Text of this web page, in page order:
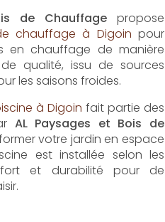
de Chauffage propose
chauffage à Digoin pour
en chauffage de manière
qualité, issu de sources
les saisons froides.
à Digoin fait partie des
AL Paysages et Bois de
votre jardin en espace
est installée selon les
et durabilité pour de